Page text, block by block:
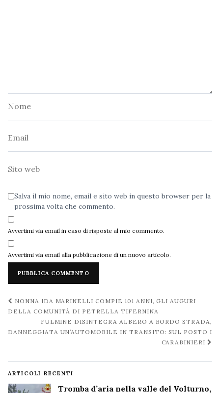
Salva il mio nome, email e sito web in questo browser per la
prossima volta che commento.
Avvertimi via email in caso di risposte al mio commento.
Avvertimi via email alla pubblicazione di un nuovo articolo.
Navigazione
post
NONNA IDA MARINELLI COMPIE 101 ANNI, GLI AUGURI
DELLA COMUNITÀ DI PETRELLA TIFERNINA
FULMINE DISINTEGRA ALBERO A BORDO STRADA,
DANNEGGIATA UN’AUTOMOBILE IN TRANSITO: SUL POSTO I
CARABINIERI
ARTICOLI RECENTI
Tromba d’aria nella valle del Volturno,